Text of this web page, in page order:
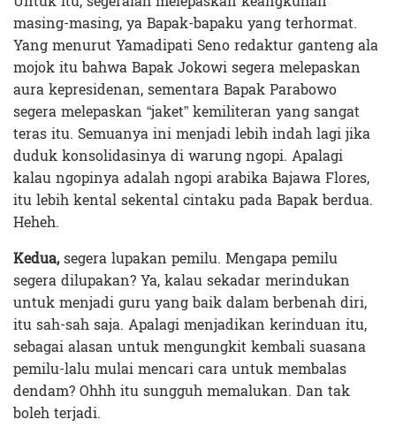
masing-masing, ya Bapak-bapaku yang terhormat.
Yang menurut Yamadipati Seno redaktur ganteng ala
mojok itu bahwa Bapak Jokowi segera melepaskan
aura kepresidenan, sementara Bapak Parabowo
segera melepaskan “jaket” kemiliteran yang sangat
teras itu. Semuanya ini menjadi lebih indah lagi jika
duduk konsolidasinya di warung ngopi. Apalagi
kalau ngopinya adalah ngopi arabika Bajawa Flores,
itu lebih kental sekental cintaku pada Bapak berdua.
Heheh.
Kedua,segera lupakan pemilu. Mengapa pemilu
segera dilupakan? Ya, kalau sekadar merindukan
untuk menjadi guru yang baik dalam berbenah diri,
itu sah-sah saja. Apalagi menjadikan kerinduan itu,
sebagai alasan untuk mengungkit kembali suasana
pemilu-lalu mulai mencari cara untuk membalas
dendam? Ohhh itu sungguh memalukan. Dan tak
boleh terjadi.